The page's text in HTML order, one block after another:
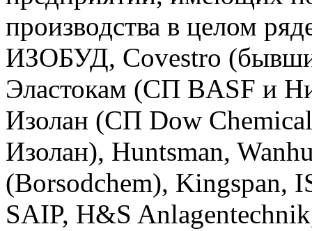
производства в целом
ИЗОБУД, Covestro
Эластокам (СП BASF и
Изолан (СП Dow
Изолан), Huntsman,
(Borsodchem), Kingspan,
SAIP, H&S